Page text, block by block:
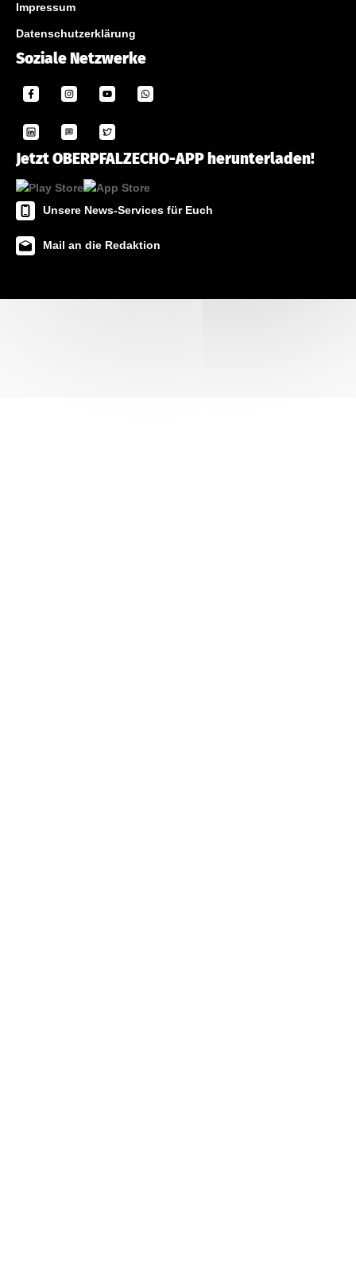
Impressum
Datenschutzerklärung
Soziale Netzwerke
Jetzt OBERPFALZECHO-APP herunterladen!
Unsere News-Services für Euch
Mail an die Redaktion